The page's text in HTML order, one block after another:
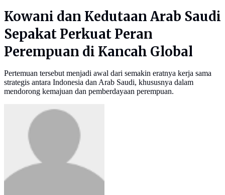
Kowani dan Kedutaan Arab Saudi
Sepakat Perkuat Peran
Perempuan di Kancah Global
Pertemuan tersebut menjadi awal dari semakin eratnya kerja sama
strategis antara Indonesia dan Arab Saudi, khususnya dalam
mendorong kemajuan dan pemberdayaan perempuan.